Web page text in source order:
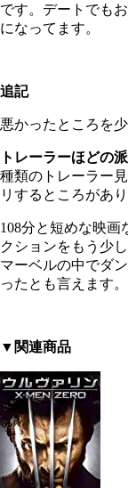
です。デートでも
になってます。
追記
悪かったところを
トレーラーほどの
種類のトレーラー
リするところがあり
108分と短めな映
クションをもう少
マーベルの中でダ
ったとも言えます。
▼関連商品